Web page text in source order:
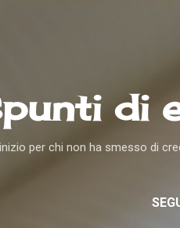
di
per chi non ha smesso di